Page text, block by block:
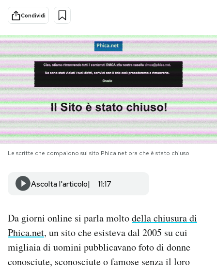
Scienza
Economia
Sport
Altrecose
Mondiali calcio 2026
PODCAST
NEWSLETTER
CALENDARIO
AREA PERSONALE
Condividi
Le scritte che compaiono sul sito Phica.net ora che è stato chiuso
Ascolta l'articolo 11:17
Da giorni online si parla moltodella chiusura di
Phica.net, un sito che esisteva dal 2005 su cui
migliaia di uomini pubblicavano foto di donne
conosciute, sconosciute o famose senza il loro